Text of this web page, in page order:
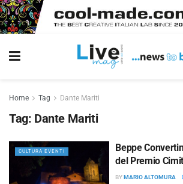
Home Tag Dante Mariti
Tag: Dante Mariti
CULTURA EVENTI
Beppe
del Premio
BYMARIO ALTOMURA